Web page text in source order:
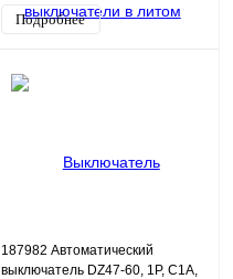
Подробнее
187982 Автоматический
выключатель DZ47-60, 1P, C1А,